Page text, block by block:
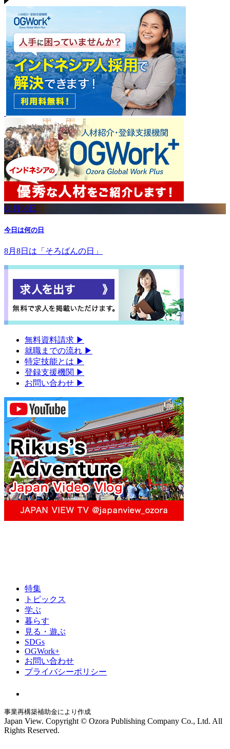
08月08日
今日は何の日
8月8日は「そろばんの日」
無料資料請求 ▶︎
就職までの流れ ▶︎
特定技能とは ▶︎
登録支援機関 ▶︎
お問い合わせ ▶︎
特集
トピックス
学ぶ
暮らす
見る・遊ぶ
SDGs
OGWork+
お問い合わせ
プライバシーポリシー
事業再構築補助金により作成
Japan View. Copyright © Ozora Publishing Company Co., Ltd. All
Rights Reserved.